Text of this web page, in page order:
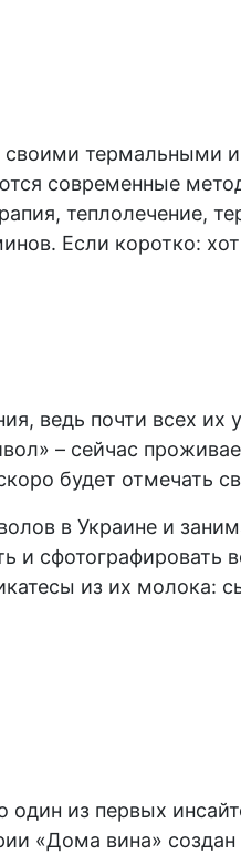
своими
современные
теплолечение,
Если коротко:
ведь почти всех их
– сейчас
будет отмечать
в Украине и
и
из их молока:
из первых
«Дома вина»